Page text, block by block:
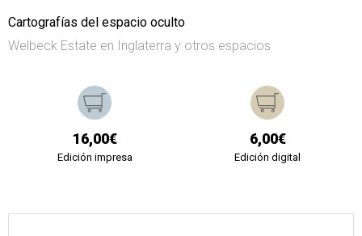
Cartografías del espacio oculto
Welbeck Estate en Inglaterra y otros espacios
16,00€
Edición impresa
6,00€
Edición digital